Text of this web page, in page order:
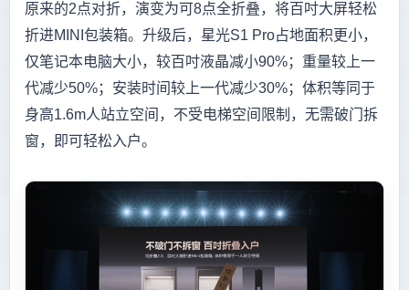
原来的2点对折，演变为可8点全折叠，将百吋大屏轻松
折进MINI包装箱。升级后，星光S1 Pro占地面积更小，
仅笔记本电脑大小，较百吋液晶减小90%；重量较上一
代减少50%；安装时间较上一代减少30%；体积等同于
身高1.6m人站立空间，不受电梯空间限制，无需破门拆
窗，即可轻松入户。